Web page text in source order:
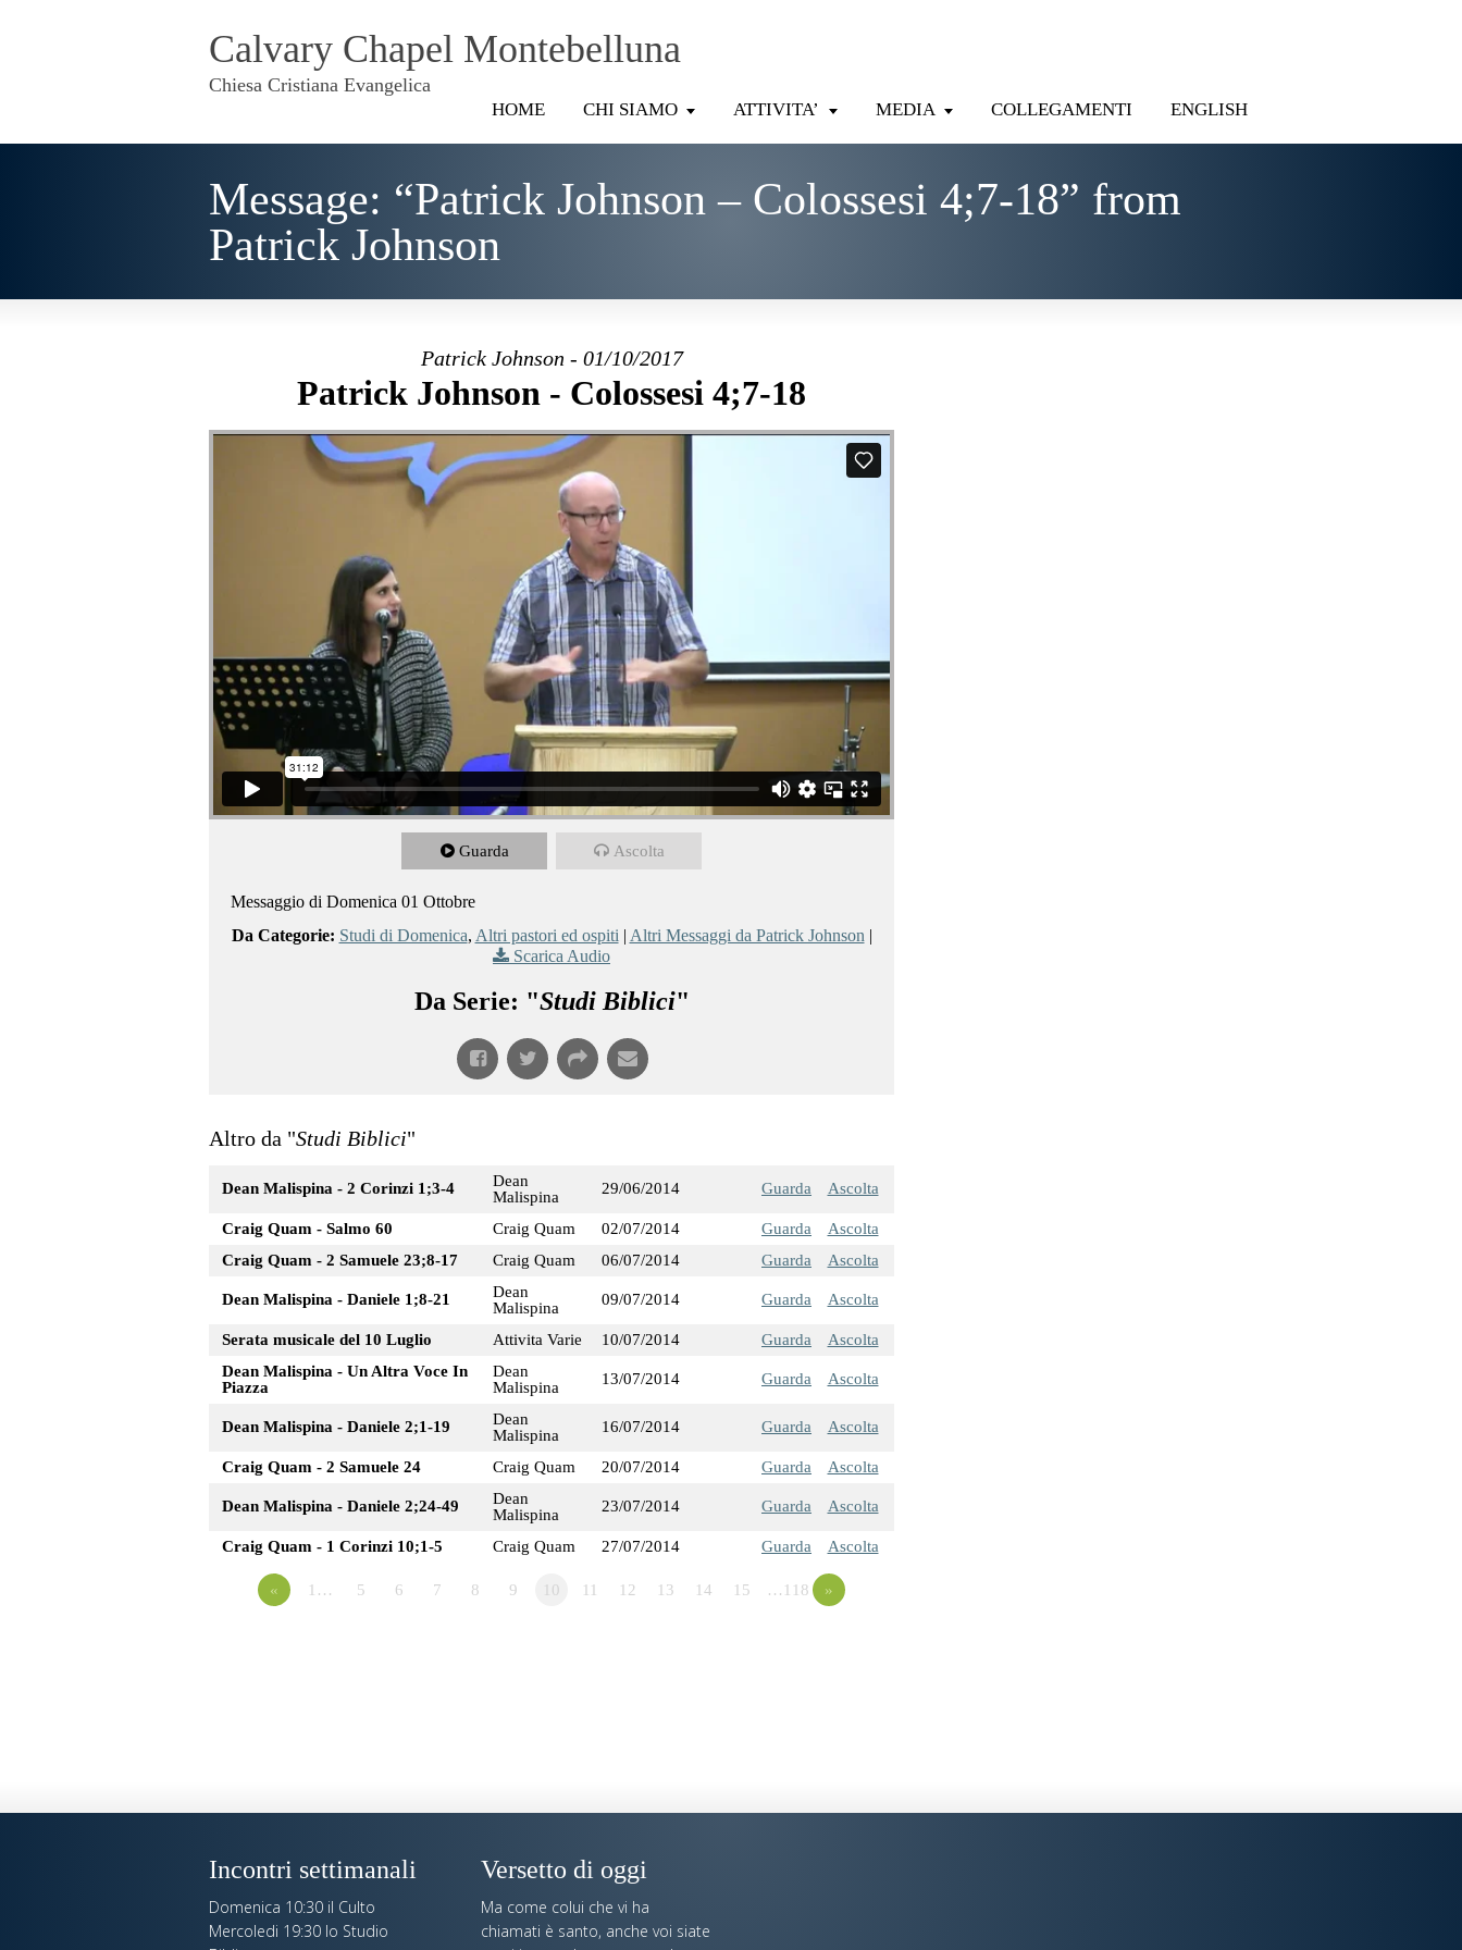
Calvary Chapel Montebelluna
Chiesa Cristiana Evangelica
HOME CHI SIAMO ATTIVITA’ MEDIA COLLEGAMENTI ENGLISH
Message: “Patrick Johnson – Colossesi 4;7-18” from
Patrick Johnson
Patrick Johnson - 01/10/2017
Patrick Johnson - Colossesi 4;7-18
Guarda Ascolta
Messaggio di Domenica 01 Ottobre
Da Categorie: Studi di Domenica, Altri pastori ed ospiti | Altri Messaggi da Patrick Johnson |
Scarica Audio
Da Serie: "Studi Biblici"
Altro da "Studi Biblici"
Dean Malispina - 2 Corinzi 1;3-4
Dean
Malispina
29/06/2014 Guarda Ascolta
Craig Quam - Salmo 60 Craig Quam 02/07/2014 Guarda
Ascolta
Craig Quam - 2 Samuele 23;8-17
Craig Quam 06/07/2014 Guarda Ascolta
Dean Malispina - Daniele 1;8-21
Dean
Malispina
09/07/2014 Guarda Ascolta
Serata musicale del 10 Luglio Attivita Varie 10/07/2014 Guarda
Ascolta
Dean Malispina - Un Altra Voce In
Piazza
Dean
Malispina
13/07/2014 Guarda Ascolta
Dean Malispina - Daniele 2;1-19
Dean
Malispina
16/07/2014 Guarda Ascolta
Craig Quam - 2 Samuele 24 Craig Quam 20/07/2014 Guarda Ascolta
Dean Malispina - Daniele 2;24-49
Dean
Malispina
23/07/2014 Guarda Ascolta
Craig Quam - 1 Corinzi 10;1-5 Craig Quam 27/07/2014 Guarda Ascolta
« 1… 5 6 7 8 9 10 11 12 13 14 15 …118 »
Incontri settimanali
Domenica 10:30 il Culto
Mercoledi 19:30 lo Studio
Versetto di oggi
Ma come colui che vi ha
chiamati è santo, anche voi siate